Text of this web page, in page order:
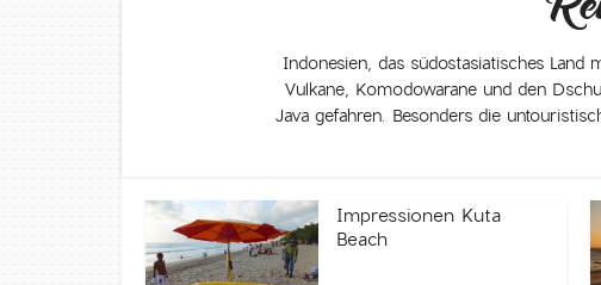
Indonesien, das südostasiatisches
Vulkane, Komodowarane und den
Java gefahren. Besonders die
Impressionen Kuta
Beach